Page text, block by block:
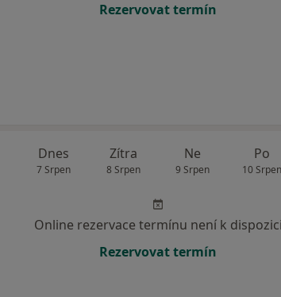
Rezervovat termín
Dnes
7 Srpen
Zítra
8 Srpen
Ne
9 Srpen
Po
10 Srpen
Online rezervace termínu není k dispozici
Rezervovat termín